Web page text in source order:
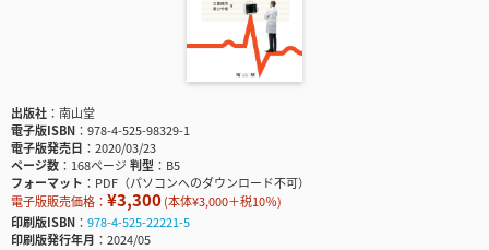
出版社
南山堂
電子版ISBN
978-4-525-98329-1
電子版発売日
2020/03/23
ページ数
168ページ判型
B5
フォーマット
PDF（パソコンへのダウンロード不可）
電子版販売価格： ¥3,300(本体¥3,000＋税10％)
印刷版ISBN
978-4-525-22221-5
印刷版発行年月
2024/05